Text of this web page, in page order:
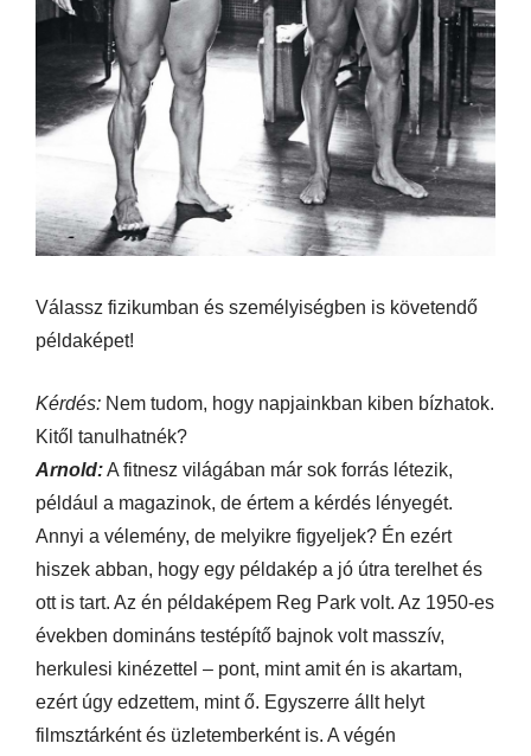
Válassz fizikumban és személyiségben is követendő
példaképet!
Kérdés: Nem tudom, hogy napjainkban kiben bízhatok.
Kitől tanulhatnék?
Arnold:A fitnesz világában már sok forrás létezik,
például a magazinok, de értem a kérdés lényegét.
Annyi a vélemény, de melyikre figyeljek? Én ezért
hiszek abban, hogy egy példakép a jó útra terelhet és
ott is tart. Az én példaképem Reg Park volt. Az 1950-es
években domináns testépítő bajnok volt masszív,
herkulesi kinézettel – pont, mint amit én is akartam,
ezért úgy edzettem, mint ő. Egyszerre állt helyt
filmsztárként és üzletemberként is. A végén